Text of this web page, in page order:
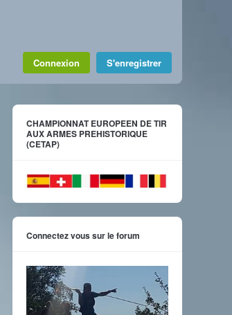
Connexion S'enregistrer
CHAMPIONNAT EUROPEEN DE TIR
AUX ARMES PREHISTORIQUE
(CETAP)
Connectez vous sur le forum